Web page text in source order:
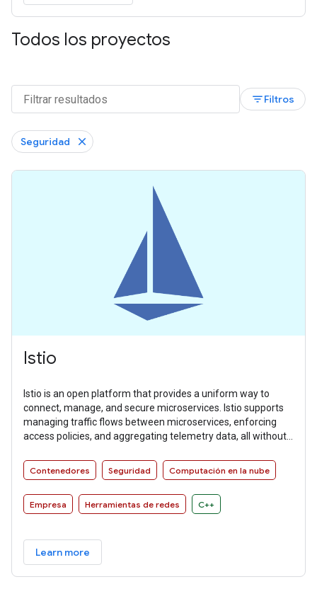
Todos los proyectos
filter_listFiltros
Seguridad
Istio
Istio is an open platform that provides a uniform way to
connect, manage, and secure microservices. Istio supports
managing traffic flows between microservices, enforcing
access policies, and aggregating telemetry data, all without
Contenedores Seguridad Computación en la nube
Empresa Herramientas de redes C++
Learn more